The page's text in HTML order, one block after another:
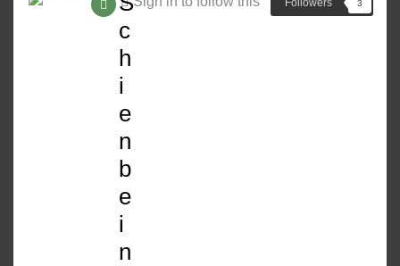
3
c
h
i
e
n
b
e
i
n